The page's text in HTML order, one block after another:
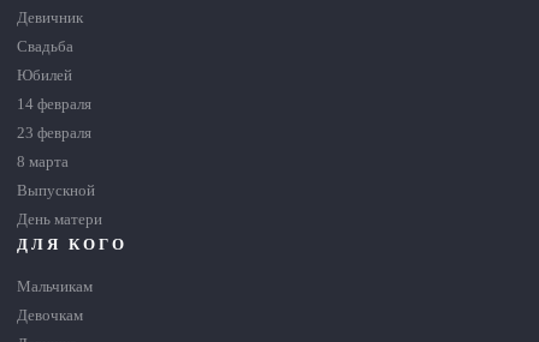
Девичник
Свадьба
Юбилей
14 февраля
23 февраля
8 марта
Выпускной
День матери
ДЛЯ КОГО
Мальчикам
Девочкам